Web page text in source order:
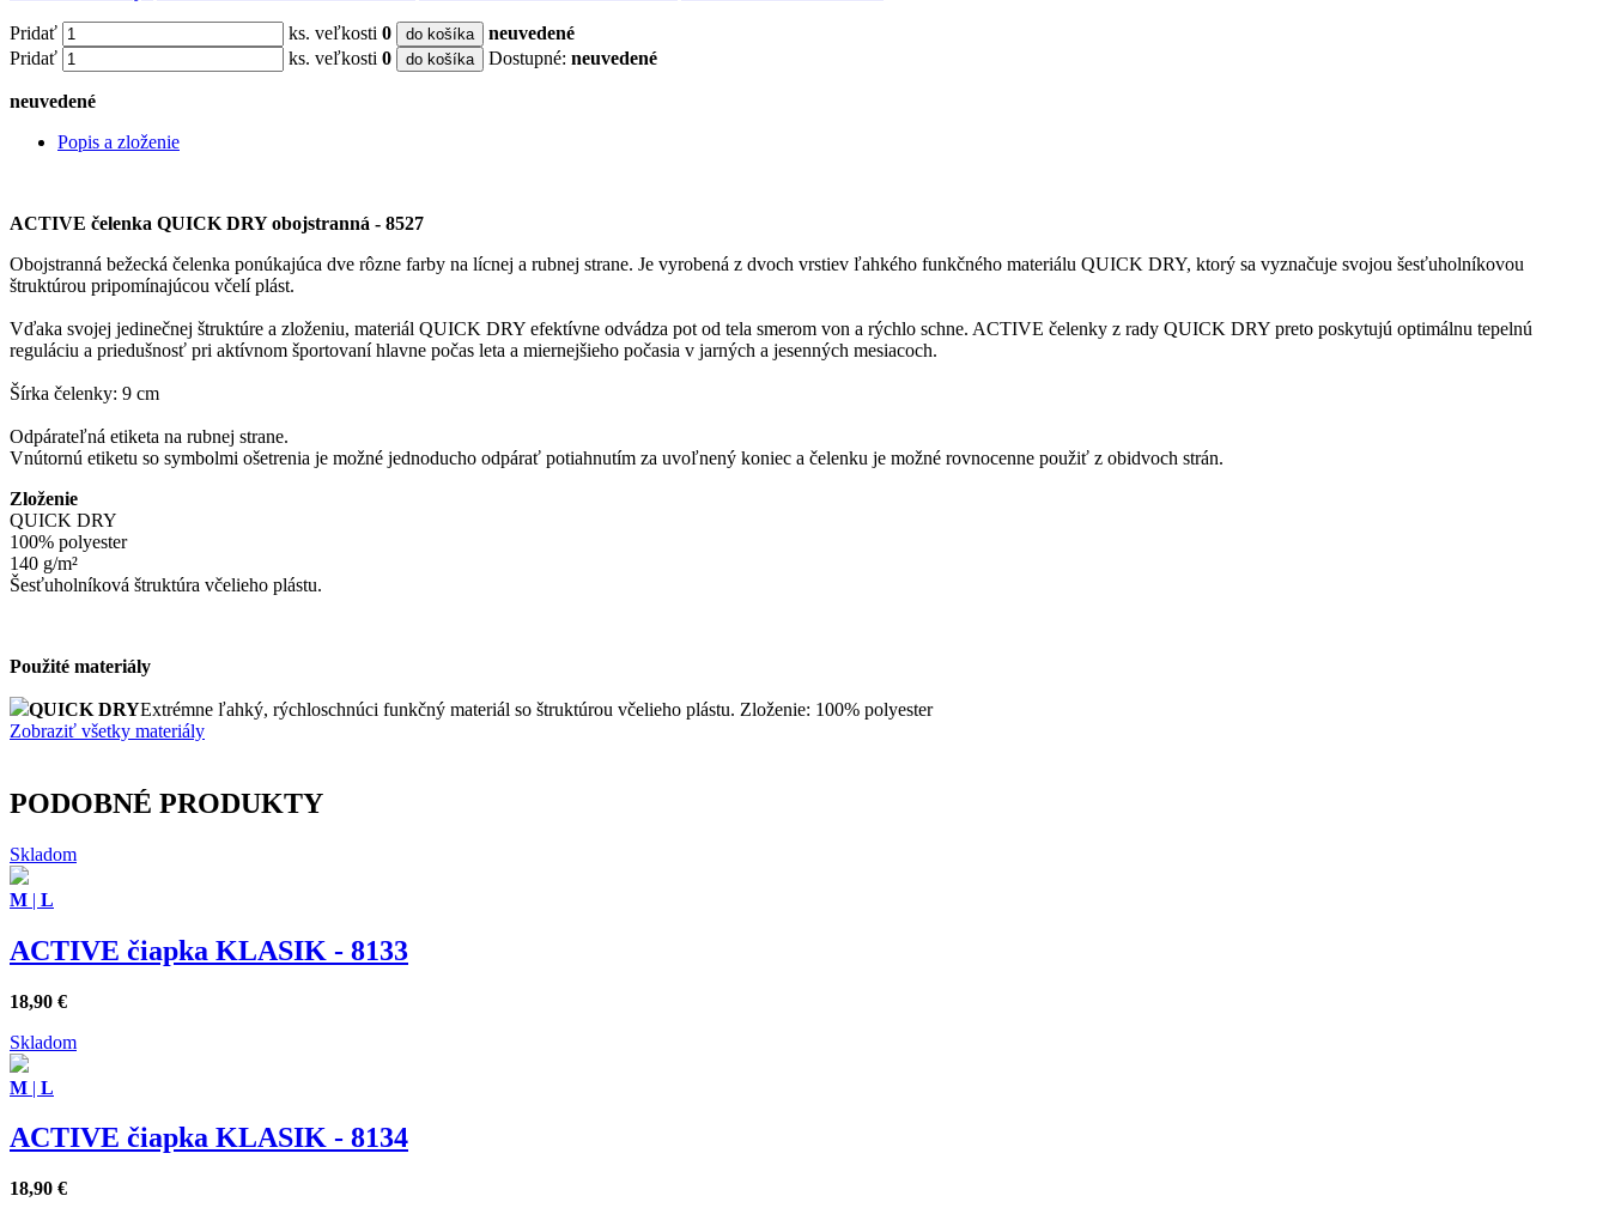
Pridať ks. veľkosti 0 do košíka
neuvedené
Pridať
ks. veľkosti 0 do košíka Dostupné: neuvedené
neuvedené
Popis a zloženie
ACTIVE čelenka QUICK DRY obojstranná - 8527
Obojstranná bežecká čelenka ponúkajúca dve rôzne farby na lícnej a rubnej strane. Je vyrobená z dvoch vrstiev ľahkého funkčného materiálu QUICK DRY, ktorý sa vyznačuje svojou šesťuholníkovou
štruktúrou pripomínajúcou včelí plást.
Vďaka svojej jedinečnej štruktúre a zloženiu, materiál QUICK DRY efektívne odvádza pot od tela smerom von a rýchlo schne. ACTIVE čelenky z rady QUICK DRY preto poskytujú optimálnu tepelnú
reguláciu a priedušnosť pri aktívnom športovaní hlavne počas leta a miernejšieho počasia v jarných a jesenných mesiacoch.
Šírka čelenky: 9 cm
Odpárateľná etiketa na rubnej strane.
Vnútornú etiketu so symbolmi ošetrenia je možné jednoducho odpárať potiahnutím za uvoľnený koniec a čelenku je možné rovnocenne použiť z obidvoch strán.
Zloženie
QUICK DRY
100% polyester
140 g/m²
Šesťuholníková štruktúra včelieho plástu.
Použité materiály
QUICK DRYExtrémne ľahký, rýchloschnúci funkčný materiál so štruktúrou včelieho plástu. Zloženie: 100% polyester
Zobraziť všetky materiály
PODOBNÉ PRODUKTY
Skladom
M | L
ACTIVE čiapka KLASIK - 8133
18,90 €
Skladom
M | L
ACTIVE čiapka KLASIK - 8134
18,90 €